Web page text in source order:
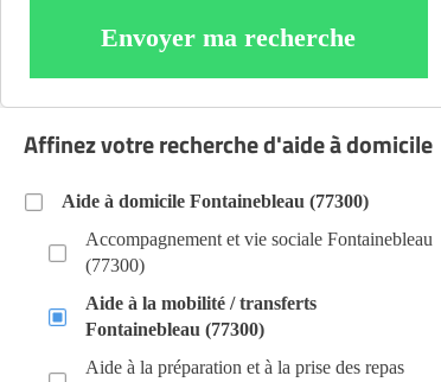
Envoyer ma recherche
Affinez votre recherche d'aide à domicile
Aide à domicile Fontainebleau (77300)
Accompagnement et vie sociale Fontainebleau
(77300)
Aide à la mobilité / transferts
Fontainebleau (77300)
Aide à la préparation et à la prise des repas